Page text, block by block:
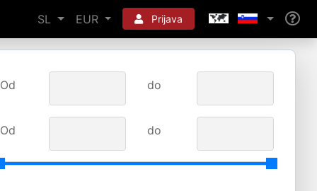
SL EUR Prijava
Od do
Od do